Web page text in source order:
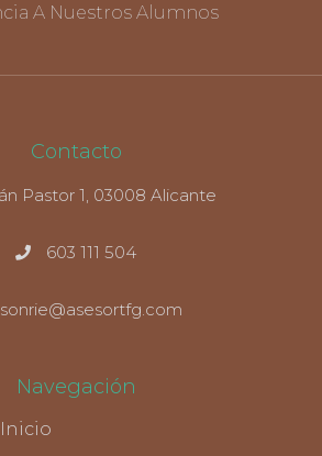
A Nuestros Alumnos
Contacto
Pastor 1, 03008 Alicante
603 111 504
sonrie@asesortfg.com
Navegación
Inicio